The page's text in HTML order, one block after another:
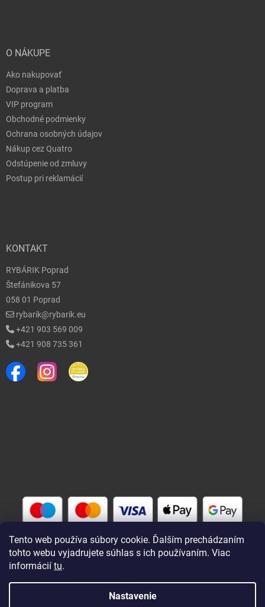
Tento web používa súbory cookie. Ďalším prechádzaním
tohto webu vyjadrujete súhlas s ich používaním. Viac
informácií tu.
Nastavenie
O NÁKUPE
Ako nakupovať
Doprava a platba
VIP program
Obchodné podmienky
Ochrana osobných údajov
Nákup cez Quatro
Odstúpenie od zmluvy
Postup pri reklamácií
KONTAKT
RYBÁRIK Poprad
Štefánikova 57
058 01 Poprad
rybarik@rybarik.eu
+421 903 569 009
+421 908 735 361